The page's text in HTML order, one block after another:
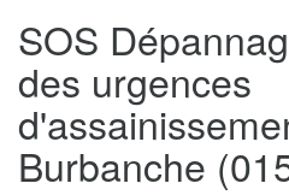
SOS
des urgences
Burbanche